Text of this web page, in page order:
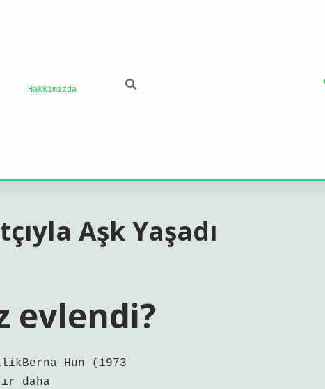
Hakkımızda
Aşk Yaşadı
evlendi?
Hun (1973
daha